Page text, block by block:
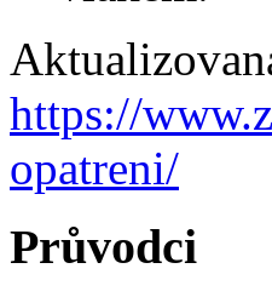
https://
opatreni/
Průvodci